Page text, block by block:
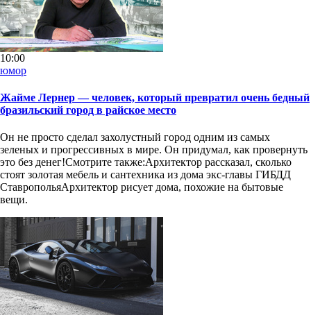
10:00
юмор
Жайме Лернер — человек, который превратил очень бедный
бразильский город в райское место
Он не просто сделал захолустный город одним из самых
зеленых и прогрессивных в мире. Он придумал, как провернуть
это без денег!Смотрите также:Архитектор рассказал, сколько
стоят золотая мебель и сантехника из дома экс-главы ГИБДД
СтавропольяАрхитектор рисует дома, похожие на бытовые
вещи.